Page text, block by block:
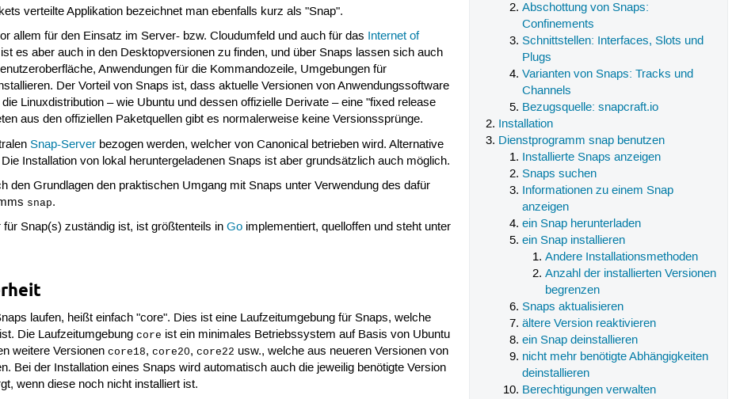
Abschottung von Snaps:
Confinements
Schnittstellen: Interfaces, Slots und
Plugs
Varianten von Snaps: Tracks und
Channels
Bezugsquelle: snapcraft.io
Installation
Dienstprogramm snap benutzen
Installierte Snaps anzeigen
Snaps suchen
Informationen zu einem Snap
anzeigen
ein Snap herunterladen
ein Snap installieren
Andere Installationsmethoden
Anzahl der installierten Versionen
begrenzen
Snaps aktualisieren
ältere Version reaktivieren
ein Snap deinstallieren
nicht mehr benötigte Abhängigkeiten
deinstallieren
Berechtigungen verwalten
verteilte Applikation bezeichnet man ebenfalls kurz als "Snap".
allem für den Einsatz im Server- bzw. Cloudumfeld und auch für das Internet of
es aber auch in den Desktopversionen zu finden, und über Snaps lassen sich auch
Anwendungen für die Kommandozeile, Umgebungen für
Der Vorteil von Snaps ist, dass aktuelle Versionen von Anwendungssoftware
Linuxdistribution – wie Ubuntu und dessen offizielle Derivate – eine "fixed release
aus den offiziellen Paketquellen gibt es normalerweise keine Versionssprünge.
Snap-Server bezogen werden, welcher von Canonical betrieben wird. Alternative
Installation von lokal heruntergeladenen Snaps ist aber grundsätzlich auch möglich.
den Grundlagen den praktischen Umgang mit Snaps unter Verwendung des dafür
snap.
für Snap(s) zuständig ist, ist größtenteils inGo implementiert, quelloffen und steht unter
laufen, heißt einfach "core". Dies ist eine Laufzeitumgebung für Snaps, welche
Die Laufzeitumgebungcore ist ein minimales Betriebssystem auf Basis von Ubuntu
weitere Versionencore18,core20,core22 usw., welche aus neueren Versionen von
Bei der Installation eines Snaps wird automatisch auch die jeweilig benötigte Version
wenn diese noch nicht installiert ist.